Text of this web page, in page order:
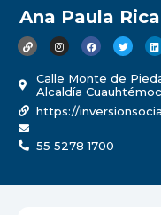
Ana Paula
Calle Monte de
Alcaldía
https://
55 5278 1700